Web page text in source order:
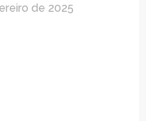
de 2025